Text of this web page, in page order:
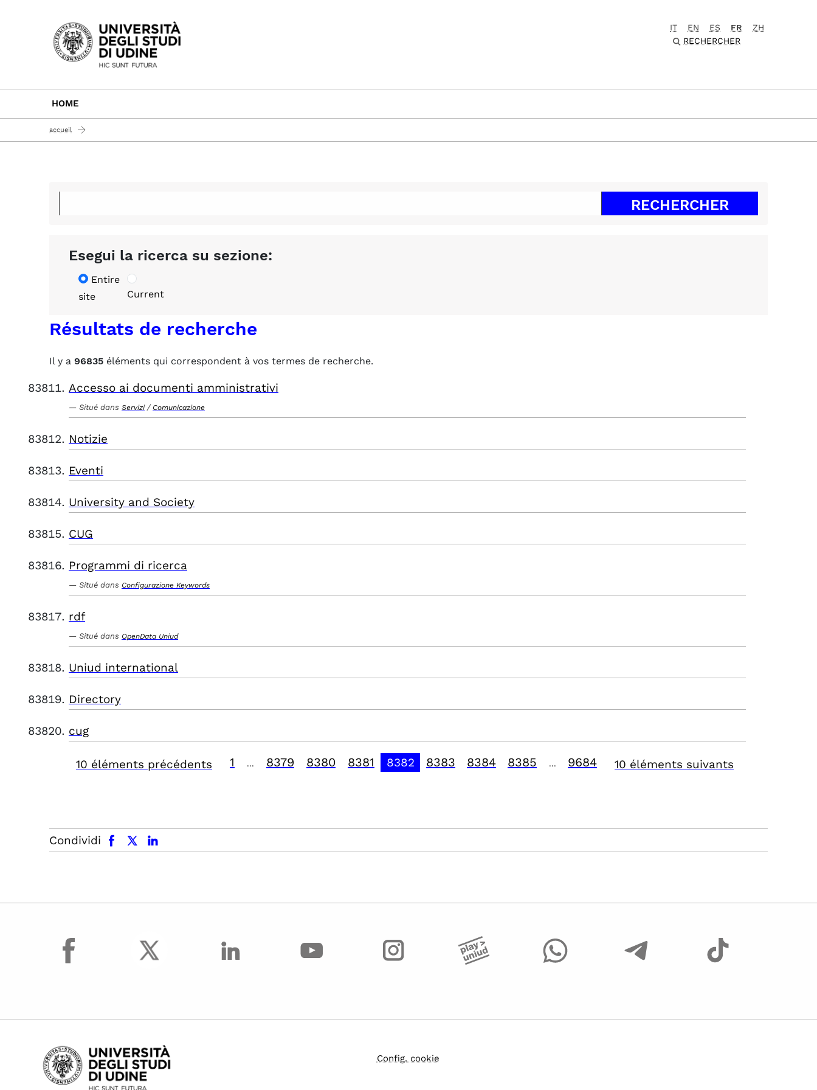
Passa al contenuto principale
IT EN ES FR
ZH
RECHERCHER
HOME
accueil
Esegui la ricerca su sezione:
Entire
site
Current
Résultats de recherche
Il y a 96835 éléments qui correspondent à vos termes de recherche.
Accesso ai documenti amministrativi
Situé dans Servizi / Comunicazione
Notizie
Eventi
University and Society
CUG
Programmi di ricerca
Situé dans Configurazione Keywords
rdf
Situé dans OpenData Uniud
Uniud international
Directory
cug
10 éléments précédents 1 8379 8380 8381 8382 8383 8384 8385 9684 10 éléments suivants
Condividi
facebook x.com linkedin
facebook
Config. cookie